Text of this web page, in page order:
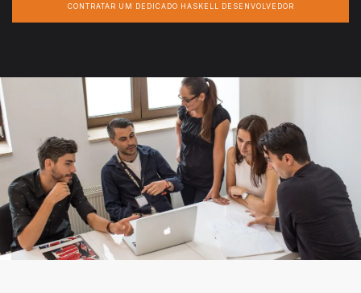
CONTRATAR UM DEDICADO HASKELL DESENVOLVEDOR